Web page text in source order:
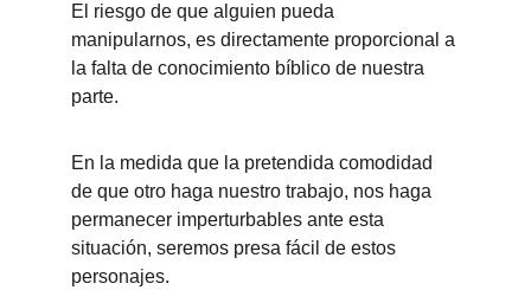
El riesgo de que alguien pueda
manipularnos, es directamente proporcional a
la falta de conocimiento bíblico de nuestra
parte.
En la medida que la pretendida comodidad
de que otro haga nuestro trabajo, nos haga
permanecer imperturbables ante esta
situación, seremos presa fácil de estos
personajes.